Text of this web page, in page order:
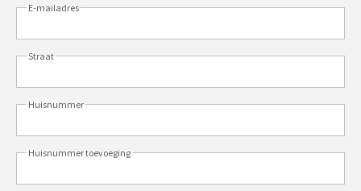
E-mailadres
Straat
Huisnummer
Huisnummer toevoeging